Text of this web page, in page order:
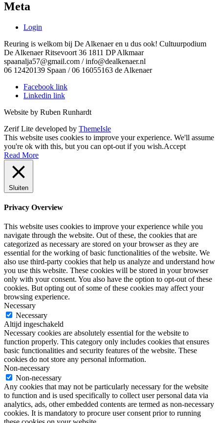
Meta
Login
Reuring is welkom bij De Alkenaer en u dus ook! Cultuurpodium
De Alkenaer Ritsevoort 36 1811 DP Alkmaar
spaanalja57@gmail.com / info@dealkenaer.nl
06 12420139 Spaan / 06 16055163 de Alkenaer
Facebook link
Linkedin link
Website by Ruben Runhardt
Zerif Lite developed by ThemeIsle
This website uses cookies to improve your experience. We'll assume
you're ok with this, but you can opt-out if you wish.Accept
Read More
Sluiten
Privacy Overview
This website uses cookies to improve your experience while you
navigate through the website. Out of these, the cookies that are
categorized as necessary are stored on your browser as they are
essential for the working of basic functionalities of the website. We
also use third-party cookies that help us analyze and understand how
you use this website. These cookies will be stored in your browser
only with your consent. You also have the option to opt-out of these
cookies. But opting out of some of these cookies may affect your
browsing experience.
Necessary
Necessary
Altijd ingeschakeld
Necessary cookies are absolutely essential for the website to
function properly. This category only includes cookies that ensures
basic functionalities and security features of the website. These
cookies do not store any personal information.
Non-necessary
Non-necessary
Any cookies that may not be particularly necessary for the website
to function and is used specifically to collect user personal data via
analytics, ads, other embedded contents are termed as non-necessary
cookies. It is mandatory to procure user consent prior to running